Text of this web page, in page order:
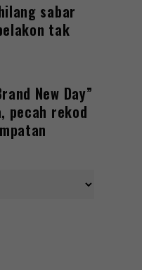
sabar
tak
New Day”
pecah rekod